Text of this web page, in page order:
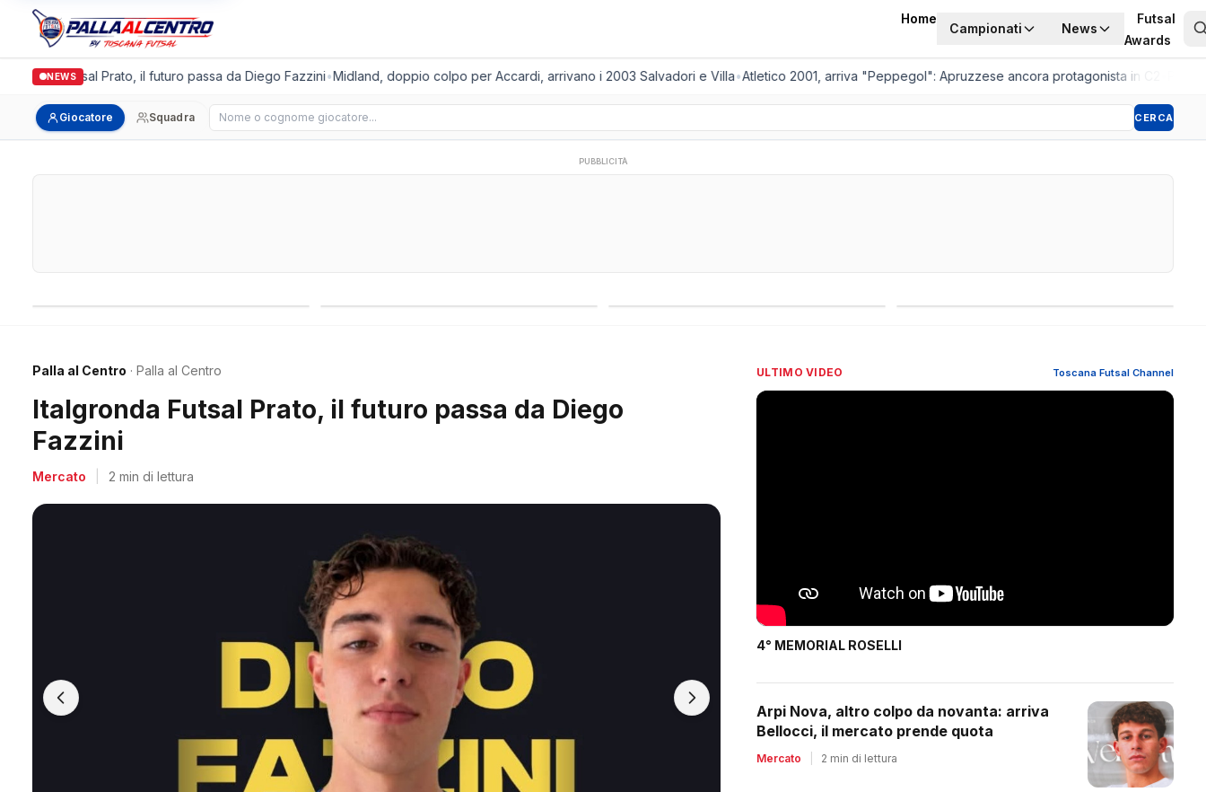
Home
Campionati News
Futsal
Awards
NEWS
Futsal Prato, il futuro passa da Diego Fazzini•Midland, doppio colpo per Accardi, arrivano i 2003 Salvadori e Villa•Atletico 2001, arriva "Peppegol": Apruzzese ancora protagonista in C2
Giocatore Squadra Cerca giocatore CERCA
PUBBLICITÀ
Palla al Centro · Palla al Centro
Midland, doppio colpo per Accardi, arrivano i 2003
Salvadori e Villa
Mercato 2 min di lettura
ULTIMO VIDEO Toscana Futsal Channel
4° MEMORIAL ROSELLI
Arpi Nova, altro colpo da novanta: arriva
Bellocci, il mercato prende quota
Mercato 2 min di lettura